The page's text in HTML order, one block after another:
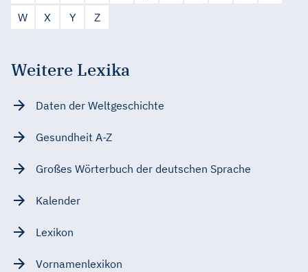
W
X Y Z
Weitere Lexika
Daten der Weltgeschichte
Gesundheit A-Z
Großes Wörterbuch der deutschen Sprache
Kalender
Lexikon
Vornamenlexikon